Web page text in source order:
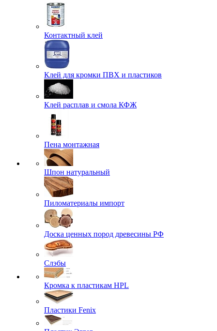
Контактный клей
Клей для кромки ПВХ и пластиков
Клей расплав и смола КФЖ
Пена монтажная
Шпон натуральный
Пиломатериалы импорт
Доска ценных пород древесины РФ
Слэбы
Кромка к пластикам HPL
Пластики Fenix